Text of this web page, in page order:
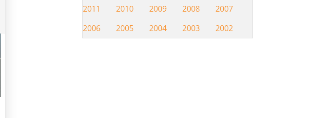
2011
2010 2009 2008
2007
2006
2005 2004 2003 2002